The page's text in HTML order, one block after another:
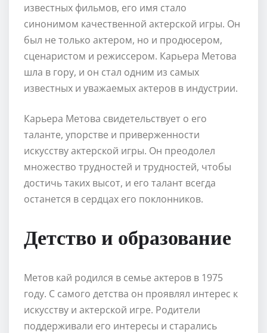
известных фильмов, его имя стало
синонимом качественной актерской игры. Он
был не только актером, но и продюсером,
сценаристом и режиссером. Карьера Метова
шла в гору, и он стал одним из самых
известных и уважаемых актеров в индустрии.
Карьера Метова свидетельствует о его
таланте, упорстве и приверженности
искусству актерской игры. Он преодолел
множество трудностей и трудностей, чтобы
достичь таких высот, и его талант всегда
останется в сердцах его поклонников.
Детство и образование
Метов кай родился в семье актеров в 1975
году. С самого детства он проявлял интерес к
искусству и актерской игре. Родители
поддерживали его интересы и старались